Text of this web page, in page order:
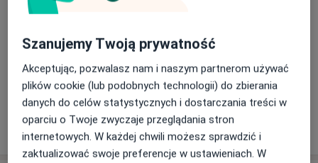
NZOZ Udente Marta Galik
Konsultacja protetyczna
200 zł
Poproś o wizytę
Szanujemy Twoją prywatność
Akceptując, pozwalasz nam i naszym partnerom używać
plików cookie (lub podobnych technologii) do zbierania
danych do celów statystycznych i dostarczania treści w
oparciu o Twoje zwyczaje przeglądania stron
internetowych. W każdej chwili możesz sprawdzić i
zaktualizować swoje preferencje w ustawieniach. W